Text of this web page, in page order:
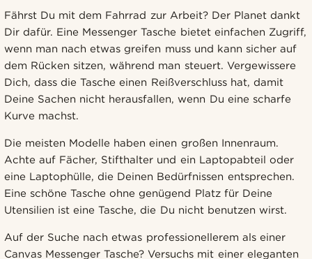
Fährst Du mit dem Fahrrad zur Arbeit? Der Planet dankt
Dir dafür. Eine Messenger Tasche bietet einfachen Zugriff,
wenn man nach etwas greifen muss und kann sicher auf
dem Rücken sitzen, während man steuert. Vergewissere
Dich, dass die Tasche einen Reißverschluss hat, damit
Deine Sachen nicht herausfallen, wenn Du eine scharfe
Kurve machst.
Die meisten Modelle haben einen großen Innenraum.
Achte auf Fächer, Stifthalter und ein Laptopabteil oder
eine Laptophülle, die Deinen Bedürfnissen entsprechen.
Eine schöne Tasche ohne genügend Platz für Deine
Utensilien ist eine Tasche, die Du nicht benutzen wirst.
Auf der Suche nach etwas professionellerem als einer
Canvas Messenger Tasche? Versuchs mit einer eleganten